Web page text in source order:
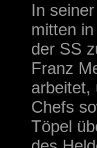
In
mitten
der SS
Franz
arbeitet,
Chefs
Töpel